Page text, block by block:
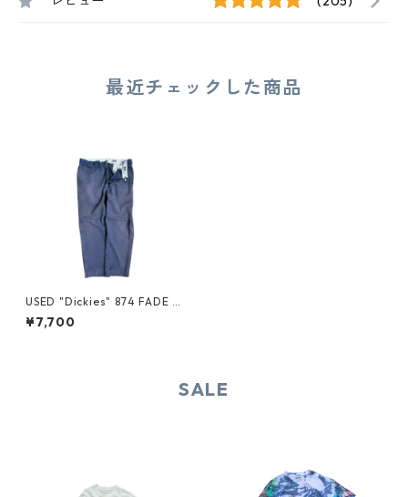
最近チェックした商品
USED "Dickies" 874 FADE W
ORK PANTS
¥7,700
SALE